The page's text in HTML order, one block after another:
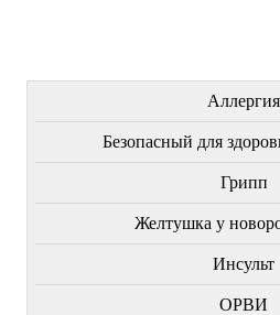
Аллергия
Безопасный для
Грипп
Желтушка у
Инсульт
ОРВИ